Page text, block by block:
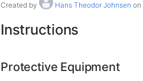
Created by Hans Theodor Johnsen on
Instructions
Protective Equipment